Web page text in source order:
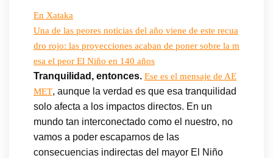
En Xataka
Una de las peores noticias del año viene de este recua
dro rojo: las proyecciones acaban de poner sobre la m
esa el peor El Niño en 140 años
Tranquilidad, entonces. Ese es el mensaje de AE
MET, aunque la verdad es que esa tranquilidad
solo afecta a los impactos directos. En un
mundo tan interconectado como el nuestro, no
vamos a poder escaparnos de las
consecuencias indirectas del mayor El Niño